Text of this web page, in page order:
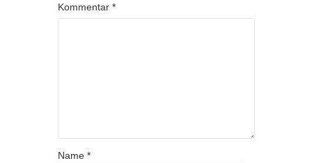
Kommentar *
Name *